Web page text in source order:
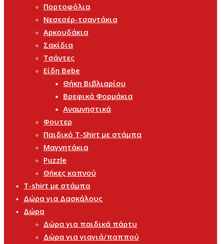
Πορτοφόλια
Νεσεσέρ-τσαντάκια
Αρκουδάκια
Σακίδια
Τσάντες
Είδη Bebe
Θήκη Βιβλιαρίου
Βρεφικά Φορμάκια
Αναμνηστικά
Φουτερ
Παιδικό T-Shirt με στάμπα
Μαγνητάκια
Puzzle
Θήκες καπνού
T-shirt με στάμπα
Δώρα για Δασκάλους
Δώρα
Δώρα για παιδικά πάρτυ
Δώρα για γιαγιά/παππού